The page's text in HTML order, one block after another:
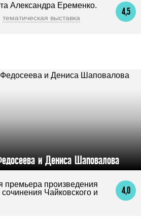
4,5
Александра Еременко.
тематическая выставка
и Дениса Шаповалова
4,0
премьера произведения
Чайковского и